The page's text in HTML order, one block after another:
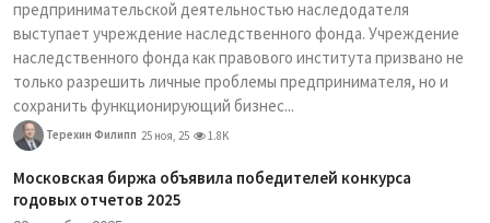
предпринимательской деятельностью наследодателя
выступает учреждение наследственного фонда. Учреждение
наследственного фонда как правового института призвано не
только разрешить личные проблемы предпринимателя, но и
сохранить функционирующий бизнес...
Терехин Филипп 25 ноя, 25 1.8K
Московская биржа объявила победителей конкурса
годовых отчетов 2025